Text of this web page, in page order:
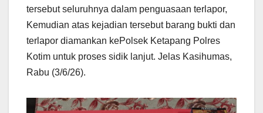
tersebut seluruhnya dalam penguasaan terlapor,
Kemudian atas kejadian tersebut barang bukti dan
terlapor diamankan kePolsek Ketapang Polres
Kotim untuk proses sidik lanjut. Jelas Kasihumas,
Rabu (3/6/26).